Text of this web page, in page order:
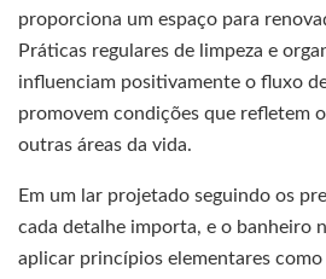
proporciona um espaço para
Práticas regulares de limpeza e
influenciam positivamente o fluxo
promovem condições que refletem
outras áreas da vida.
Em um lar projetado seguindo os
cada detalhe importa, e o banheiro
aplicar princípios elementares